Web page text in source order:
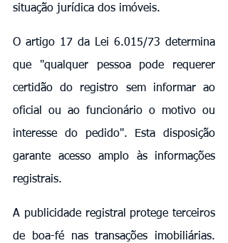
situação jurídica dos imóveis.
O artigo 17 da Lei 6.015/73 determina
que "qualquer pessoa pode requerer
certidão do registro sem informar ao
oficial ou ao funcionário o motivo ou
interesse do pedido". Esta disposição
garante acesso amplo às informações
registrais.
A publicidade registral protege terceiros
de boa-fé nas transações imobiliárias.